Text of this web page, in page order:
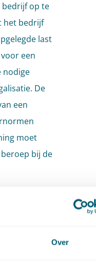
Over
bedrijf op te
het bedrijf
last
een
nodige
De
een
moet
bij de
milieu)